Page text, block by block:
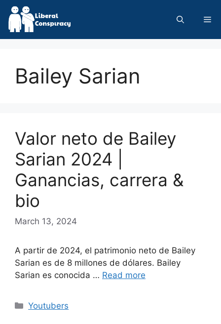
Skip
content
Bailey Sarian
Valor neto de Bailey
Sarian 2024 |
Ganancias, carrera &
bio
March 13, 2024
A partir de 2024, el patrimonio neto de Bailey
Sarian es de 8 millones de dólares. Bailey
Sarian es conocida … Read more
Categories
Youtubers